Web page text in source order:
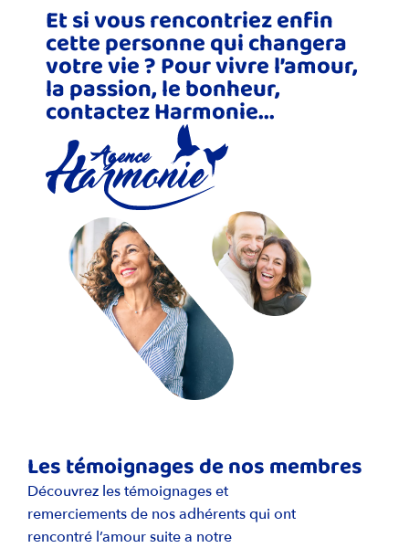
Et si vous rencontriez enfin
cette personne qui changera
votre vie ? Pour vivre l’amour,
la passion, le bonheur,
contactez Harmonie...
Les témoignages de nos membres
Découvrez les témoignages et
remerciements de nos adhérents qui ont
rencontré l’amour suite a notre